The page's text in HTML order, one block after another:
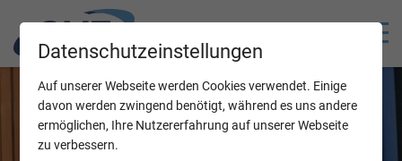
Datenschutzeinstellungen
Auf unserer Webseite werden Cookies verwendet. Einige
davon werden zwingend benötigt, während es uns andere
ermöglichen, Ihre Nutzererfahrung auf unserer Webseite
zu verbessern.